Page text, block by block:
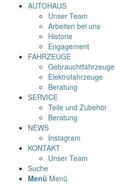
AUTOHAUS
Unser Team
Arbeiten bei uns
Historie
Engagement
FAHRZEUGE
Gebrauchtfahrzeuge
Elektrofahrzeuge
Beratung
SERVICE
Teile und Zubehör
Beratung
NEWS
Instagram
KONTAKT
Unser Team
Suche
Menü Menü